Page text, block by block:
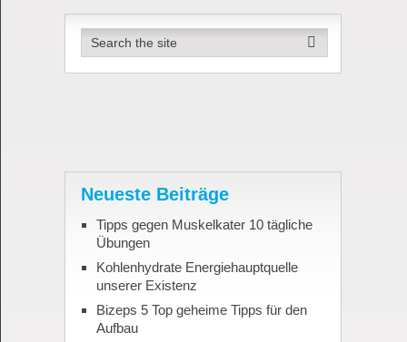
Neueste Beiträge
Tipps gegen Muskelkater 10 tägliche
Übungen
Kohlenhydrate Energiehauptquelle
unserer Existenz
Bizeps 5 Top geheime Tipps für den
Aufbau